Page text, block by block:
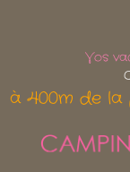
Vos
à 400m de la